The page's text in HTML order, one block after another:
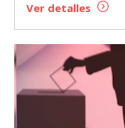
Ver detalles